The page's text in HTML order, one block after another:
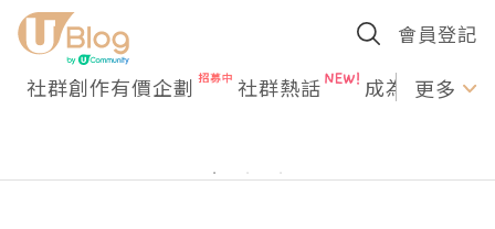
會員登記
社群創作有價企劃 社群熱話 成為U更多